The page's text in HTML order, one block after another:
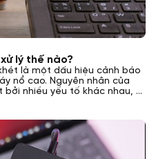
lý thế nào?
là một dấu hiệu cảnh báo
nổ cao. Nguyên nhân của
nhiều yếu tố khác nhau, từ
vấn đề về nguồn điện hoặc
lý như thế nào khi gặp phải
sẽ giải đáp cho bạn qua